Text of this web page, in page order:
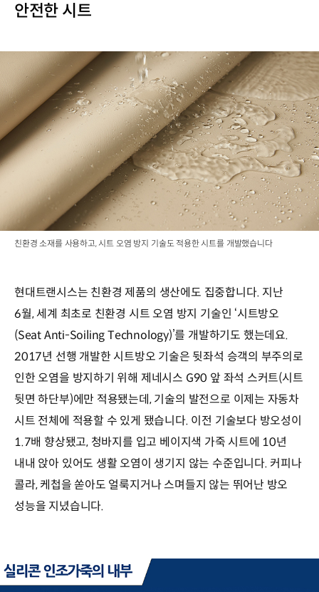
안전한 시트
친환경 소재를 사용하고, 시트 오염 방지 기술도 적용한 시트를 개발했습니다
현대트랜시스는 친환경 제품의 생산에도 집중합니다. 지난
6월, 세계 최초로 친환경 시트 오염 방지 기술인 ‘시트방오
(Seat Anti-Soiling Technology)’를 개발하기도 했는데요.
2017년 선행 개발한 시트방오 기술은 뒷좌석 승객의 부주의로
인한 오염을 방지하기 위해 제네시스 G90 앞 좌석 스커트(시트
뒷면 하단부)에만 적용됐는데, 기술의 발전으로 이제는 자동차
시트 전체에 적용할 수 있게 됐습니다. 이전 기술보다 방오성이
1.7배 향상됐고, 청바지를 입고 베이지색 가죽 시트에 10년
내내 앉아 있어도 생활 오염이 생기지 않는 수준입니다. 커피나
콜라, 케첩을 쏟아도 얼룩지거나 스며들지 않는 뛰어난 방오
성능을 지녔습니다.